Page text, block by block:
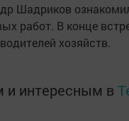
Шадриков
работ. В конце
хозяйств.
интересным в